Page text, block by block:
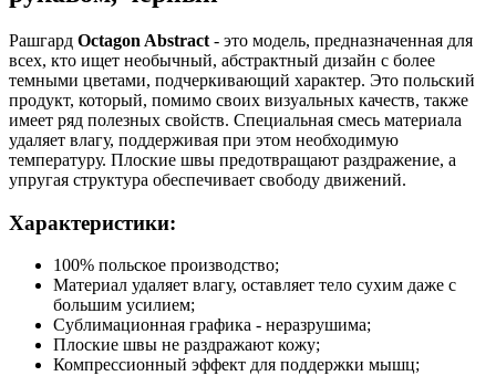
Рашгард Octagon Abstract - это модель, предназначенная для
всех, кто ищет необычный, абстрактный дизайн с более
темными цветами, подчеркивающий характер. Это польский
продукт, который, помимо своих визуальных качеств, также
имеет ряд полезных свойств. Специальная смесь материала
удаляет влагу, поддерживая при этом необходимую
температуру. Плоские швы предотвращают раздражение, а
упругая структура обеспечивает свободу движений.
Характеристики:
100% польское производство;
Материал удаляет влагу, оставляет тело сухим даже с
большим усилием;
Сублимационная графика - неразрушима;
Плоские швы не раздражают кожу;
Компрессионный эффект для поддержки мышц;